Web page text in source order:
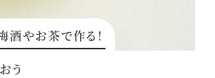
酒やお茶で作る！
う